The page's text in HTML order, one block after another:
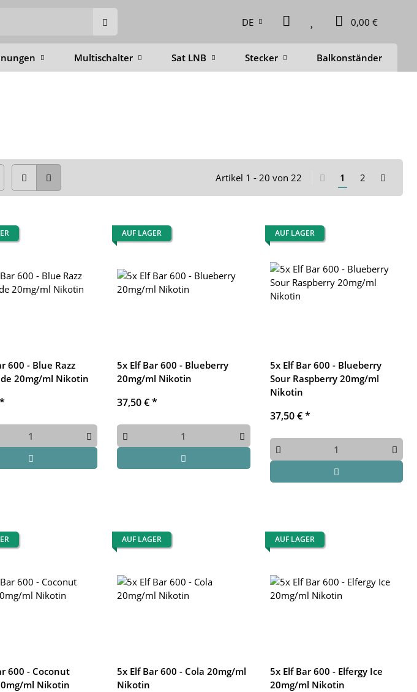
DE 0,00 €
Multischalter Sat LNB Stecker Balkonständer
Artikel 1 - 20 von 22 1 2
600 - Blue Razz
20mg/ml Nikotin
*
AUF LAGER
5x Elf Bar 600 - Blueberry
20mg/ml Nikotin
37,50 €*
AUF LAGER
5x Elf Bar 600 - Blueberry
Sour Raspberry 20mg/ml
Nikotin
37,50 €*
600 - Coconut
ml Nikotin
AUF LAGER
5x Elf Bar 600 - Cola 20mg/ml
Nikotin
AUF LAGER
5x Elf Bar 600 - Elfergy Ice
20mg/ml Nikotin